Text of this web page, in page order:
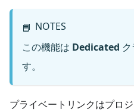
📘 NOTES
この機能は Dedicated
す。
プライベートリンクはプロ